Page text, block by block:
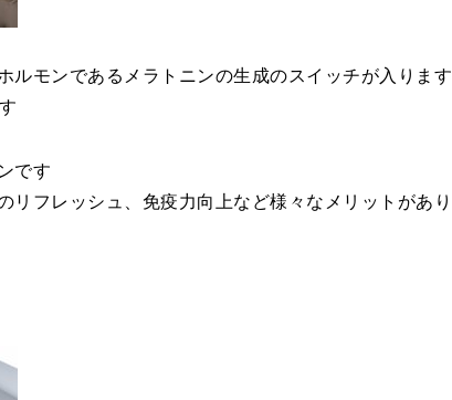
ルモンであるメラトニンの生成のスイッチが入ります
です
リフレッシュ、免疫力向上など様々なメリットがあり